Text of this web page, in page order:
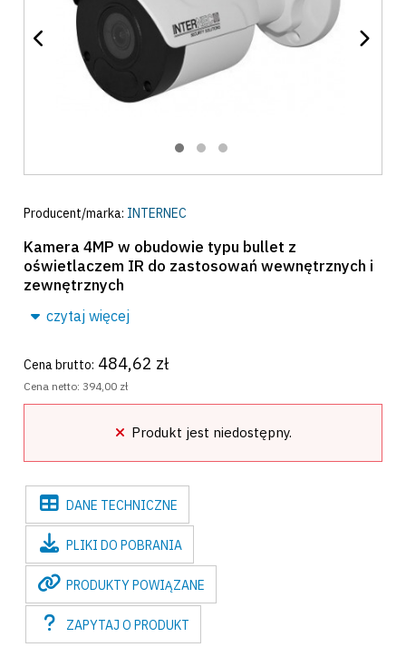
Producent/marka: INTERNEC
Kamera 4MP w obudowie typu bullet z
oświetlaczem IR do zastosowań wewnętrznych i
zewnętrznych
czytaj więcej
Cena brutto: 484,62 zł
Cena netto: 394,00 zł
Produkt jest niedostępny.
DANE TECHNICZNE
PLIKI DO POBRANIA
PRODUKTY POWIĄZANE
ZAPYTAJO PRODUKT